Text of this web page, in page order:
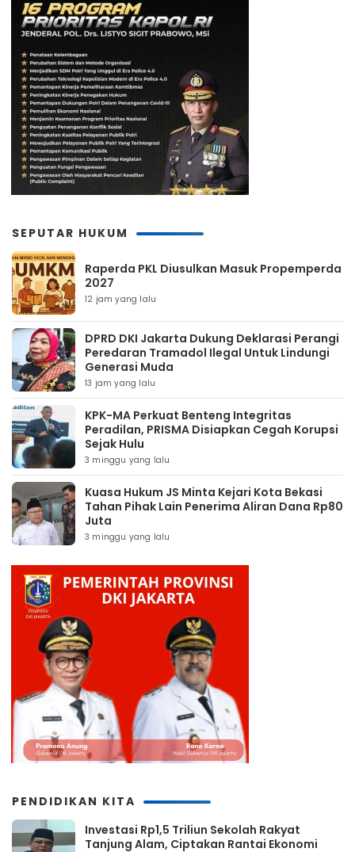
SEPUTAR HUKUM
Raperda PKL Diusulkan Masuk Propemperda
2027
12 jam yang lalu
DPRD DKI Jakarta Dukung Deklarasi Perangi
Peredaran Tramadol Ilegal Untuk Lindungi
Generasi Muda
13 jam yang lalu
KPK-MA Perkuat Benteng Integritas
Peradilan, PRISMA Disiapkan Cegah Korupsi
Sejak Hulu
3 minggu yang lalu
Kuasa Hukum JS Minta Kejari Kota Bekasi
Tahan Pihak Lain Penerima Aliran Dana Rp80
Juta
3 minggu yang lalu
PENDIDIKAN KITA
Investasi Rp1,5 Triliun Sekolah Rakyat
Tanjung Alam, Ciptakan Rantai Ekonomi